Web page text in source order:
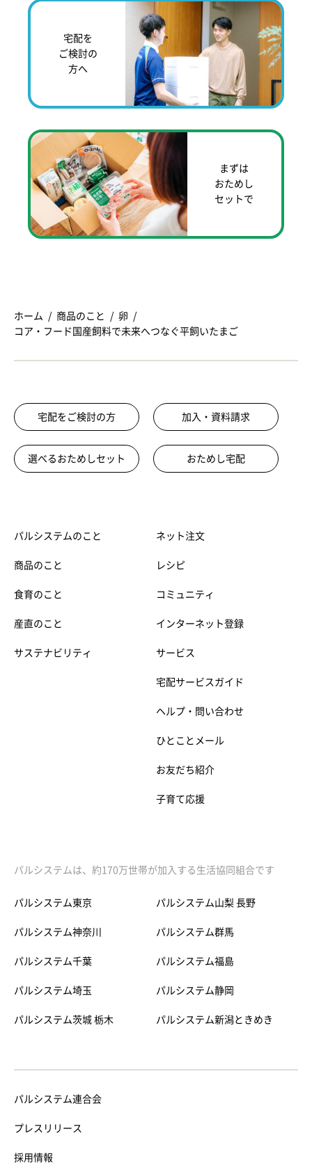
宅配を
ご検討の
方へ
まずは
おためし
セットで
ホーム 商品のこと
卵
コア・フード国産飼料で未来へつなぐ平飼いたまご
宅配をご検討の方 加入・資料請求
選べるおためしセット おためし宅配
パルシステムのこと
商品のこと
食育のこと
産直のこと
サステナビリティ
ネット注文
レシピ
コミュニティ
インターネット登録
サービス
宅配サービスガイド
ヘルプ・問い合わせ
ひとことメール
お友だち紹介
子育て応援
パルシステムは、約170万世帯が加入する生活協同組合です
パルシステム東京
パルシステム神奈川
パルシステム千葉
パルシステム埼玉
パルシステム茨城 栃木
パルシステム山梨 長野
パルシステム群馬
パルシステム福島
パルシステム静岡
パルシステム新潟ときめき
パルシステム連合会
プレスリリース
採用情報